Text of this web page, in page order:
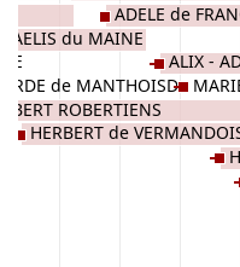
de MANTHOISD
ROBERTIENS
AELIS du MAINE
HERBERT de
ADELE de
ALIX -